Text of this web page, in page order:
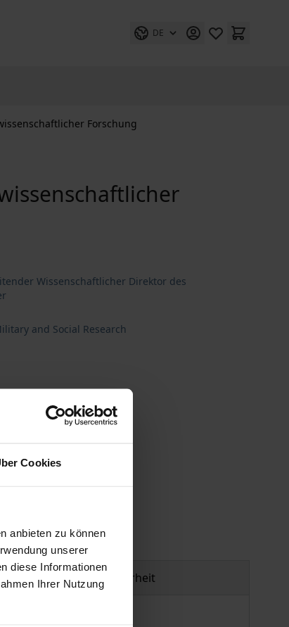
Cookies
anbieten zu können
unserer
diese Informationen
Ihrer Nutzung
DE
Forschung
Wissenschaftlicher Direktor des
and Social Research
Produktsicherheit